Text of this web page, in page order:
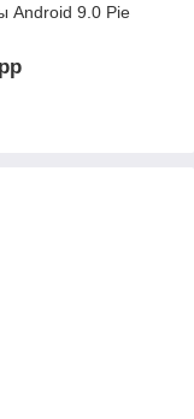
Android 9.0 Pie